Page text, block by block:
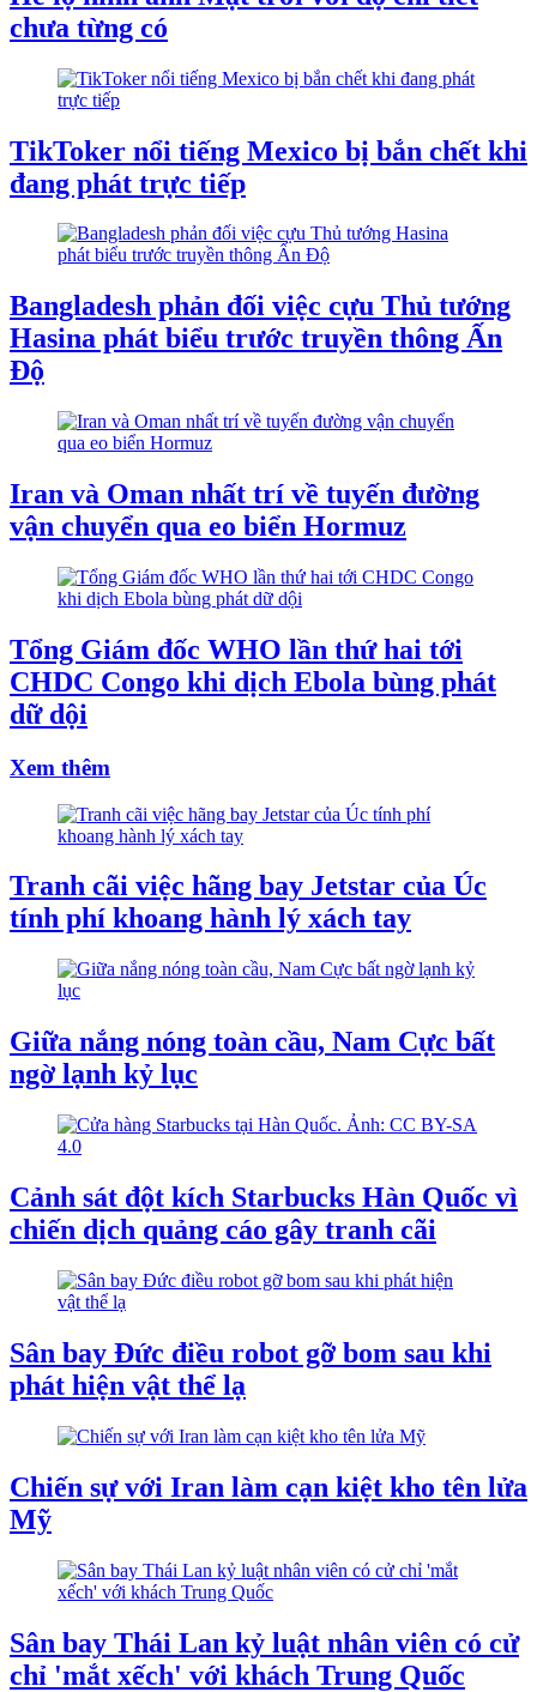
chưa từng có
TikToker nổi tiếng Mexico bị bắn chết khi
đang phát trực tiếp
Bangladesh phản đối việc cựu Thủ tướng
Hasina phát biểu trước truyền thông Ấn
Độ
Iran và Oman nhất trí về tuyến đường
vận chuyển qua eo biển Hormuz
Tổng Giám đốc WHO lần thứ hai tới
CHDC Congo khi dịch Ebola bùng phát
dữ dội
Xem thêm
Tranh cãi việc hãng bay Jetstar của Úc
tính phí khoang hành lý xách tay
Giữa nắng nóng toàn cầu, Nam Cực bất
ngờ lạnh kỷ lục
Cảnh sát đột kích Starbucks Hàn Quốc vì
chiến dịch quảng cáo gây tranh cãi
Sân bay Đức điều robot gỡ bom sau khi
phát hiện vật thể lạ
Chiến sự với Iran làm cạn kiệt kho tên lửa
Mỹ
Sân bay Thái Lan kỷ luật nhân viên có cử
chỉ 'mắt xếch' với khách Trung Quốc